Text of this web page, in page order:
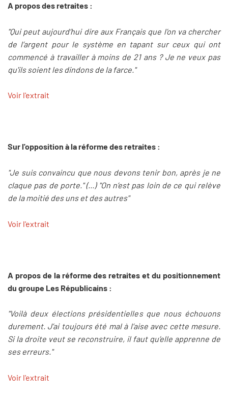
A propos des retraites :
"Qui peut aujourd’hui dire aux Français que l’on va chercher
de l’argent pour le système en tapant sur ceux qui ont
commencé à travailler à moins de 21 ans ? Je ne veux pas
qu'ils soient les dindons de la farce."
Voir l'extrait
Sur l'opposition à la réforme des retraites :
"Je suis convaincu que nous devons tenir bon, après je ne
claque pas de porte." (...) "On n’est pas loin de ce qui relève
de la moitié des uns et des autres"
Voir l'extrait
A propos de la réforme des retraites et du positionnement
du groupe Les Républicains :
"Voilà deux élections présidentielles que nous échouons
durement. J’ai toujours été mal à l’aise avec cette mesure.
Si la droite veut se reconstruire, il faut qu’elle apprenne de
ses erreurs."
Voir l'extrait